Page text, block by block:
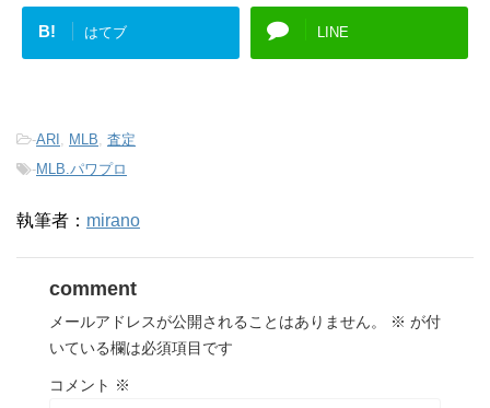
B! はてブ LINE
-ARI MLB 査定
-MLB.パワプロ
執筆者： mirano
comment
メールアドレスが公開されることはありません。 ※ が付
いている欄は必須項目です
コメント ※